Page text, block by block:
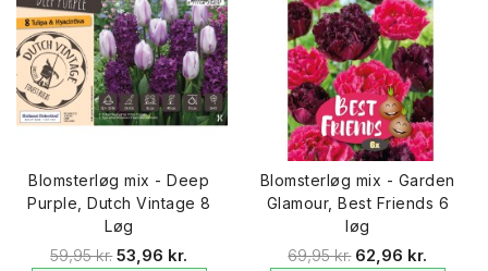
Blomsterløg mix - Deep
Purple, Dutch Vintage 8
Løg
59,95 kr. 53,96 kr.
Blomsterløg mix - Garden
Glamour, Best Friends 6
løg
69,95 kr. 62,96 kr.